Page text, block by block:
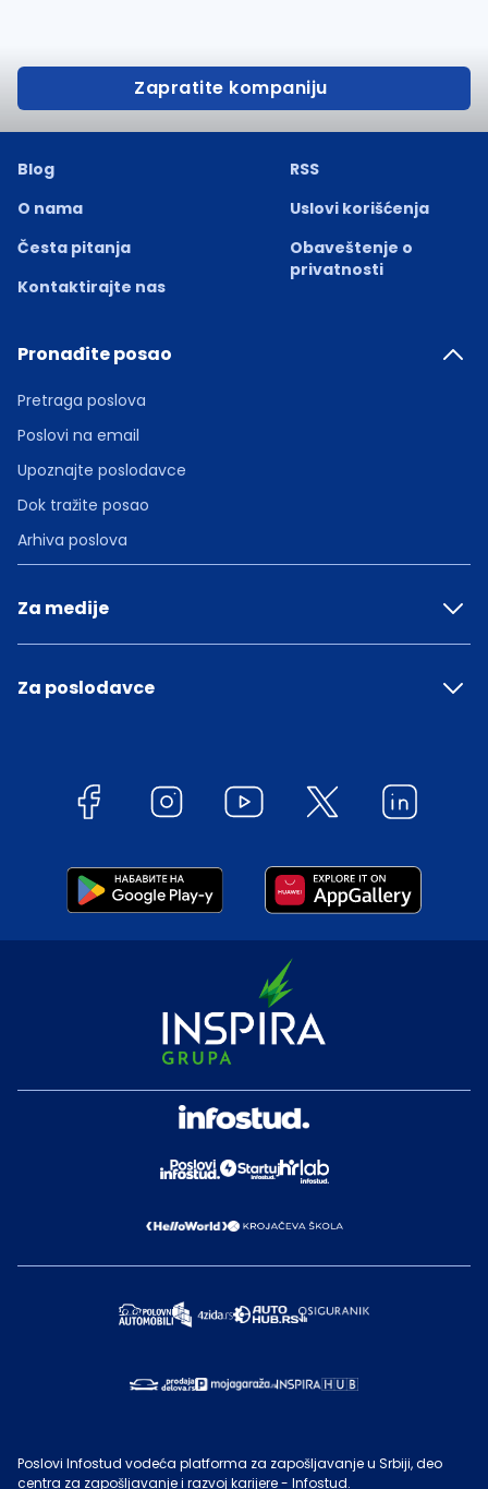
Zapratite kompaniju
Blog
O nama
Česta pitanja
Kontaktirajte nas
RSS
Uslovi korišćenja
Obaveštenje o
privatnosti
Pronađite posao
Pretraga poslova
Poslovi na email
Upoznajte poslodavce
Dok tražite posao
Arhiva poslova
Za medije
Za poslodavce
Poslovi Infostud vodeća platforma za zapošljavanje u Srbiji, deo
centra za zapošljavanje i razvoj karijere - Infostud.